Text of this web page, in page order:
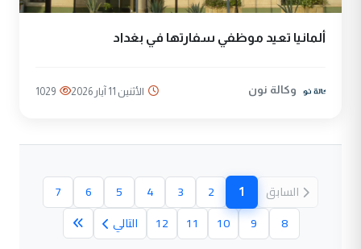
ألمانيا تعيد موظفي سفارتها في بغداد
وكالة نون الأثنين 11 آيار 2026 1029
السابق 1
(الصفحة الحالية)
2
3
4
5
6
7
8
9
10
11
12 التالي